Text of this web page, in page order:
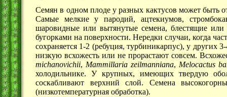
Семян в одном плоде у разных кактусов может быть
Самые мелкие у пародий, ацтекиумов,
шаровидные или вытянутые семена, блестящие
бугорками на поверхности. Нередки случаи, когда
сохраняется 1-2 (ребуция, турбиникарпус), у других
низкую всхожесть или не прорастают совсем.
michanovichii,Mammillaria zeilmanniana,Melocactus
холодильнике. У крупных, имеющих твердую
соскабливают верхний слой. Семена
(низкотемпературная обработка).